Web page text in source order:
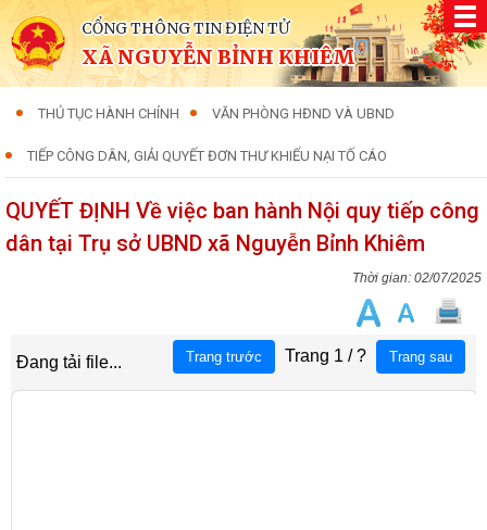
CỔNG THÔNG TIN ĐIỆN TỬ
XÃ NGUYỄN BỈNH KHIÊM
THỦ TỤC HÀNH CHÍNH VĂN PHÒNG HĐND VÀ UBND
TIẾP CÔNG DÂN, GIẢI QUYẾT ĐƠN THƯ KHIẾU NẠI TỐ CÁO
QUYẾT ĐỊNH Về việc ban hành Nội quy tiếp công
dân tại Trụ sở UBND xã Nguyễn Bỉnh Khiêm
02/07/2025